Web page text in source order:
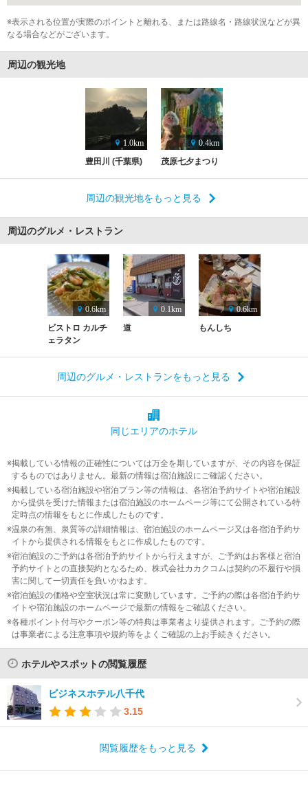
※表示される位置が実際のポイントと離れる、または路線名・路線状況などが異
なる場合などがございます。
周辺の観光地
1.0km
豊田川 (千葉県)
0.4km
茂原七夕まつり
周辺の観光地をもっと見る
周辺のグルメ・レストラン
0.6km
ビストロ カルチ
ェラタン
0.1km
道
0.6km
もんしち
周辺のグルメ・レストランをもっと見る
同じエリアのホテル
掲載している情報の正確性については万全を期していますが、その内容を保証
するものではありません。最新の情報は宿泊施設にご確認ください。
掲載している宿泊施設や宿泊プラン等の情報は、各宿泊予約サイトや宿泊施設
から提供を受けた情報または宿泊施設のホームページ等にて公開されている特
定時点の情報をもとに作成したものです。
温泉の有無、泉質等の詳細情報は、宿泊施設のホームページ又は各宿泊予約サ
イトから提供される情報をもとに作成したものです。
宿泊施設のご予約は各宿泊予約サイトから行えますが、ご予約はお客様と宿泊
予約サイトとの直接契約となるため、株式会社カカクコムは契約の不履行や損
害に関して一切責任を負いかねます。
宿泊施設の価格や空室状況は常に変動しています。ご予約の際は各宿泊予約サ
イトや宿泊施設のホームページで最新の情報をご確認ください。
各種ポイント付与やクーポン等の特典は事業者より提供されます。ご予約の際
は事業者による注意事項や規約等をよくご確認の上お手続きください。
ホテルやスポットの閲覧履歴
ビジネスホテル八千代
3.15
閲覧履歴をもっと見る